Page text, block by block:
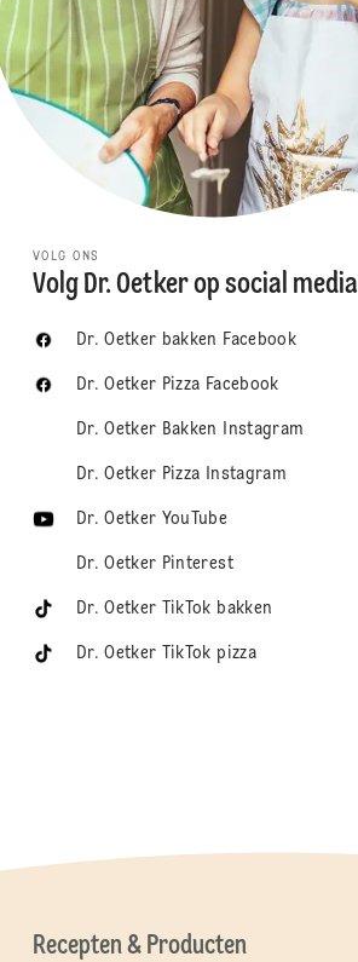
VOLG ONS
Volg Dr. Oetker op social media
Dr. Oetker bakken Facebook
Dr. Oetker Pizza Facebook
Dr. Oetker Bakken Instagram
Dr. Oetker Pizza Instagram
Dr. Oetker YouTube
Dr. Oetker Pinterest
Dr. Oetker TikTok bakken
Dr. Oetker TikTok pizza
Recepten & Producten